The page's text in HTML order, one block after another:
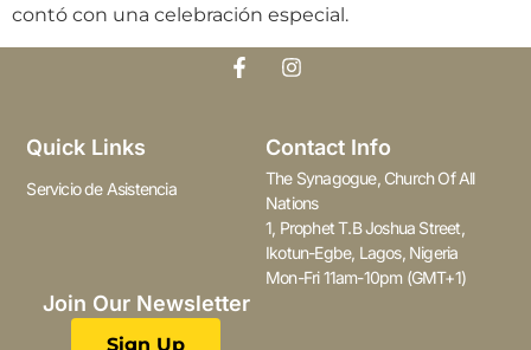
contó con una celebración especial.
Quick Links
Servicio de Asistencia
Contact Info
The Synagogue, Church Of All
Nations
1, Prophet T.B Joshua Street,
Ikotun-Egbe, Lagos, Nigeria
Mon-Fri 11am-10pm (GMT+1)
Join Our Newsletter
Sign Up